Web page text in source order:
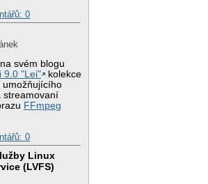
0
svém blogu
9.0 "Lei"
kolekce
umožňujícího
streamovaní
FFmpeg
0
Linux
(LVFS)